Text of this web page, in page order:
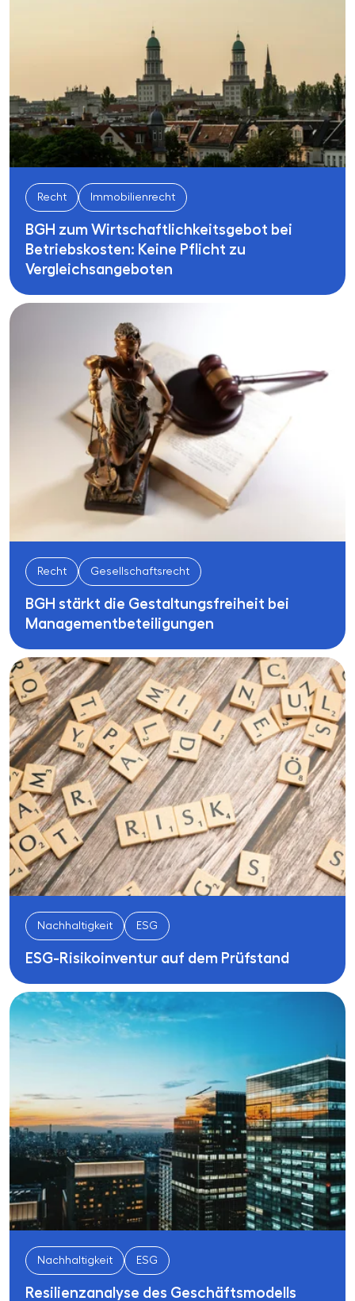
Recht Immobilienrecht
BGH zum Wirtschaftlichkeitsgebot bei
Betriebskosten: Keine Pflicht zu
Vergleichsangeboten
Recht Gesellschaftsrecht
BGH stärkt die Gestaltungsfreiheit bei
Managementbeteiligungen
Nachhaltigkeit ESG
ESG-Risikoinventur auf dem Prüfstand
Nachhaltigkeit ESG
Resilienzanalyse des Geschäftsmodells